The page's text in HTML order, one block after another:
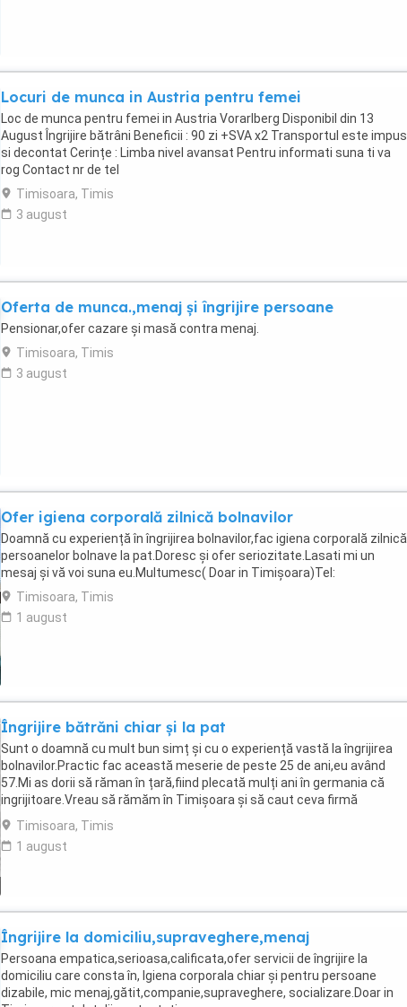
Locuri de munca in Austria pentru femei
Loc de munca pentru femei in Austria Vorarlberg Disponibil din 13
August Îngrijire bătrâni Beneficii : 90 zi +SVA x2 Transportul este impus
si decontat Cerințe : Limba nivel avansat Pentru informati suna ti va
rog Contact nr de tel
Timisoara, Timis
3 august
Oferta de munca.,menaj și îngrijire persoane
Pensionar,ofer cazare și masă contra menaj.
Timisoara, Timis
3 august
Ofer igiena corporală zilnică bolnavilor
Doamnă cu experiență în îngrijirea bolnavilor,fac igiena corporală zilnică
persoanelor bolnave la pat.Doresc și ofer seriozitate.Lasati mi un
mesaj și vă voi suna eu.Multumesc( Doar in Timișoara)Tel:
Timisoara, Timis
1 august
Îngrijire bătrăni chiar și la pat
Sunt o doamnă cu mult bun simț și cu o experiență vastă la îngrijirea
bolnavilor.Practic fac această meserie de peste 25 de ani,eu având
57.Mi as dorii să răman în țară,fiind plecată mulți ani în germania că
ingrijitoare.Vreau să rămăm în Timișoara și să caut ceva firmă
serioasă care să mă angajeze cu ...
Timisoara, Timis
1 august
Îngrijire la domiciliu,supraveghere,menaj
Persoana empatica,serioasa,calificata,ofer servicii de îngrijire la
domiciliu care consta în, Igiena corporala chiar și pentru persoane
dizabile, mic menaj,gătit,companie,supraveghere, socializare.Doar in